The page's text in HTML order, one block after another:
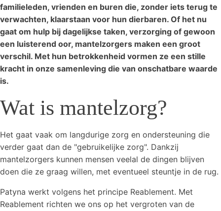
familieleden, vrienden en buren die, zonder iets terug te
verwachten, klaarstaan voor hun dierbaren. Of het nu
gaat om hulp bij dagelijkse taken, verzorging of gewoon
een luisterend oor, mantelzorgers maken een groot
verschil. Met hun betrokkenheid vormen ze een stille
kracht in onze samenleving die van onschatbare waarde
is.
Wat is mantelzorg?
Het gaat vaak om langdurige zorg en ondersteuning die
verder gaat dan de "gebruikelijke zorg". Dankzij
mantelzorgers kunnen mensen veelal de dingen blijven
doen die ze graag willen, met eventueel steuntje in de rug.
Patyna werkt volgens het principe Reablement. Met
Reablement richten we ons op het vergroten van de